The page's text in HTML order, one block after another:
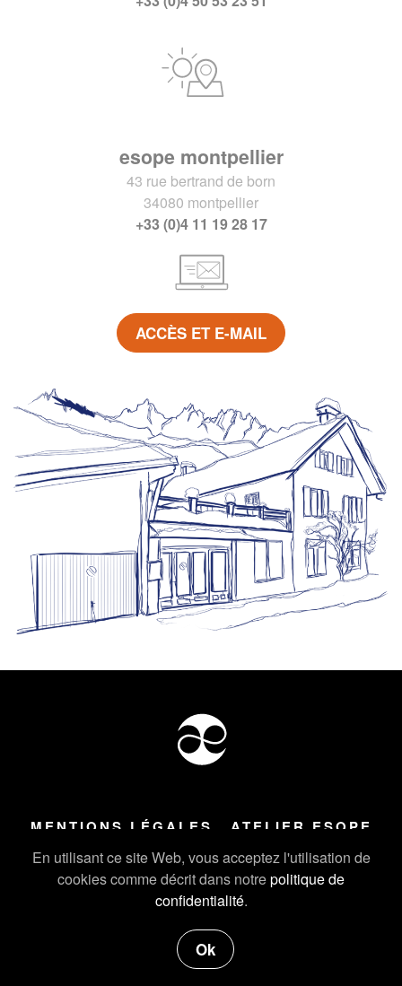
En utilisant ce site Web, vous acceptez l'utilisation de
cookies comme décrit dans notrepolitique de
confidentialité.
Ok
esope montpellier
43 rue bertrand de born
34080 montpellier
+33 (0)4 11 19 28 17
ACCÈS ET E-MAIL
MENTIONS LÉGALES ATELIER ESOPE